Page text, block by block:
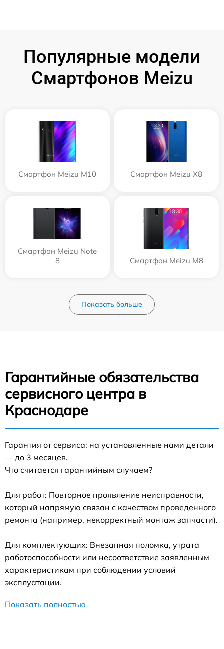
Популярные модели
Смартфонов Meizu
Смартфон Meizu M10 Смартфон Meizu X8
Смартфон Meizu Note
8
Смартфон Meizu M8
Показать больше
Гарантийные обязательства
сервисного центра в
Краснодаре
Гарантия от сервиса: на установленные нами детали
— до 3 месяцев.
Что считается гарантийным случаем?
Для работ: Повторное проявление неисправности,
который напрямую связан с качеством проведенного
ремонта (например, некорректный монтаж запчасти).
Для комплектующих: Внезапная поломка, утрата
работоспособности или несоответствие заявленным
характеристикам при соблюдении условий
эксплуатации.
Показать полностью